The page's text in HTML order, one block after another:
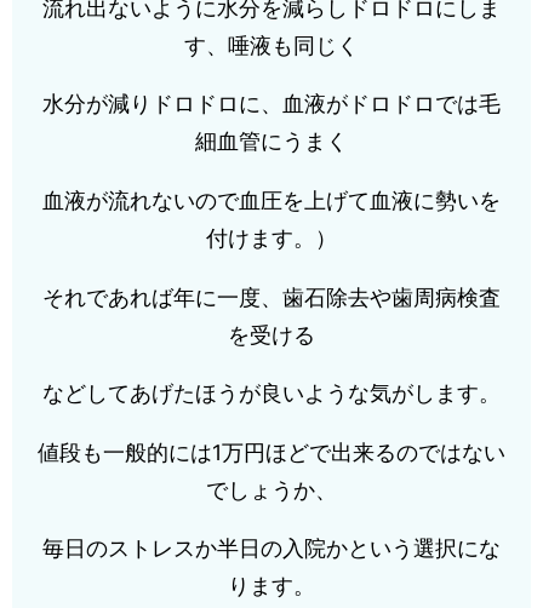
流れ出ないように水分を減らしドロドロにしま
す、唾液も同じく
水分が減りドロドロに、血液がドロドロでは毛
細血管にうまく
血液が流れないので血圧を上げて血液に勢いを
付けます。）
それであれば年に一度、歯石除去や歯周病検査
を受ける
などしてあげたほうが良いような気がします。
値段も一般的には1万円ほどで出来るのではない
でしょうか、
毎日のストレスか半日の入院かという選択にな
ります。